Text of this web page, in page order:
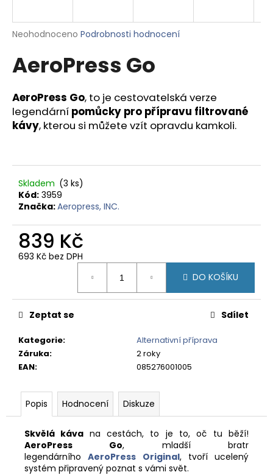
Průměrné
produktu
je
z
5
hvězdiček.
Neohodnoceno Podrobnosti hodnocení
AeroPress Go
AeroPress Go, to je cestovatelská verze
legendární pomůcky pro přípravu filtrované
kávy, kterou si můžete vzít opravdu kamkoli.
Skladem (3 ks)
Kód: 3959
Značka:Aeropress, INC.
839 Kč
693 Kč bez DPH
DO KOŠÍKU
Kategorie:
Alternativní příprava
Záruka:
2 roky
EAN: 085276001005
Zeptat se Sdílet
Popis Hodnocení Diskuze
Skvělá káva na cestách, to je to, oč tu běží!
AeroPress Go, mladší bratr
legendárníhoAeroPress Original, tvoří ucelený
systém připravený poznat s vámi svět.
j
t
?
D
o
p
o
u
j
e
e
ZRNKOVÁ
KÁVA
348
Kč